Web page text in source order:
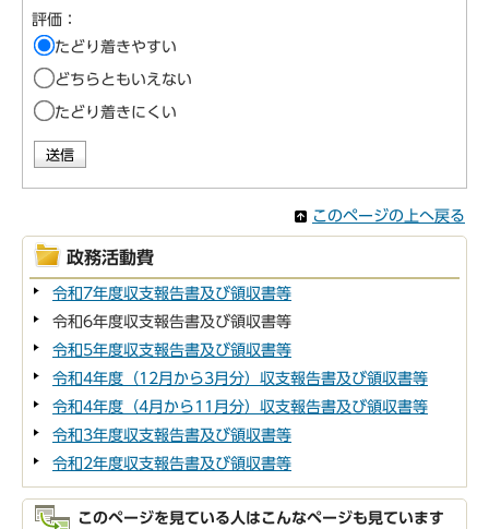
評価：
たどり着きやすい
どちらともいえない
たどり着きにくい
このページの上へ戻る
政務活動費
令和7年度収支報告書及び領収書等
令和6年度収支報告書及び領収書等
令和5年度収支報告書及び領収書等
令和4年度（12月から3月分）収支報告書及び領収書等
令和4年度（4月から11月分）収支報告書及び領収書等
令和3年度収支報告書及び領収書等
令和2年度収支報告書及び領収書等
このページを見ている人はこんなページも見ています